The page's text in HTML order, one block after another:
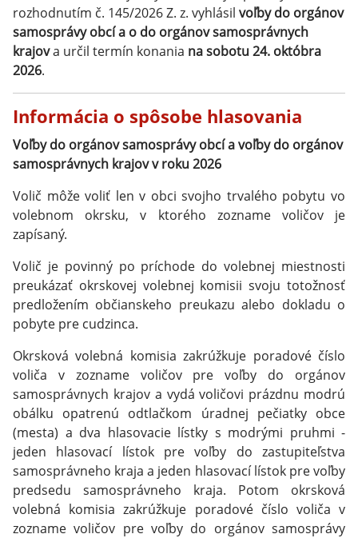
rozhodnutím č. 145/2026 Z. z. vyhlásil voľby do orgánov
samosprávy obcí a o do orgánov samosprávnych
krajova určil termín konania na sobotu 24. októbra
2026.
Informácia o spôsobe hlasovania
Voľby do orgánov samosprávy obcí a voľby do orgánov
samosprávnych krajov v roku 2026
Volič môže voliť len v obci svojho trvalého pobytu vo
volebnom okrsku, v ktorého zozname voličov je
zapísaný.
Volič je povinný po príchode do volebnej miestnosti
preukázať okrskovej volebnej komisii svoju totožnosť
predložením občianskeho preukazu alebo dokladu o
pobyte pre cudzinca.
Okrsková volebná komisia zakrúžkuje poradové číslo
voliča v zozname voličov pre voľby do orgánov
samosprávnych krajov a vydá voličovi prázdnu modrú
obálku opatrenú odtlačkom úradnej pečiatky obce
(mesta) a dva hlasovacie lístky s modrými pruhmi -
jeden hlasovací lístok pre voľby do zastupiteľstva
samosprávneho kraja a jeden hlasovací lístok pre voľby
predsedu samosprávneho kraja. Potom okrsková
volebná komisia zakrúžkuje poradové číslo voliča v
zozname voličov pre voľby do orgánov samosprávy